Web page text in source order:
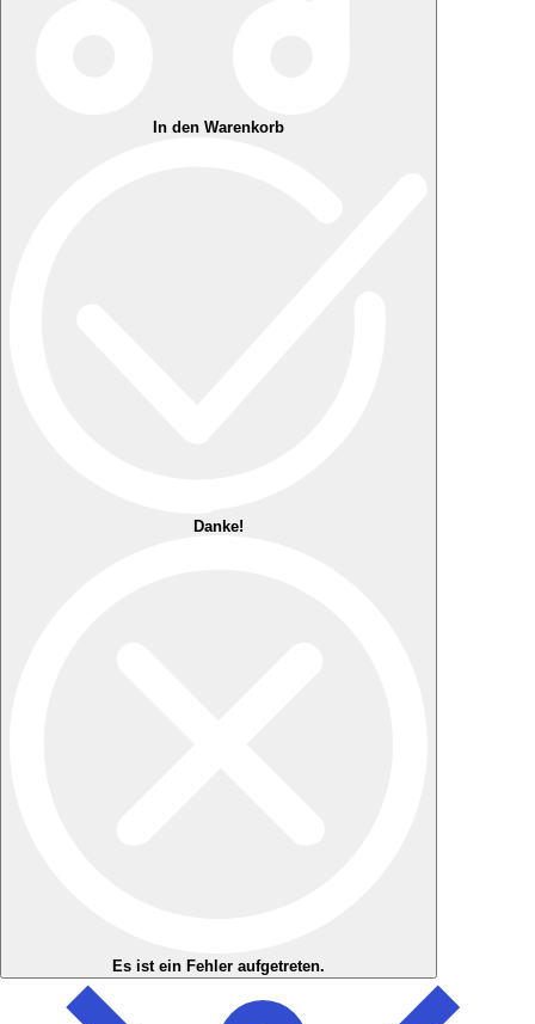
In den Warenkorb
Danke!
Es ist ein Fehler aufgetreten.